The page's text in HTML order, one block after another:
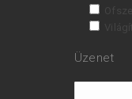
Üzenet